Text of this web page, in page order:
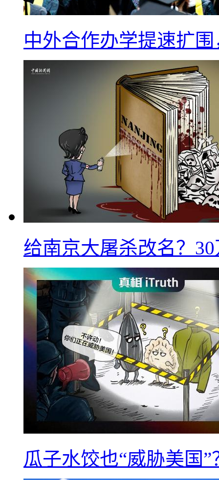
中外合作办学提速扩
给南京大屠杀改名？
瓜子水饺也“威胁美国”